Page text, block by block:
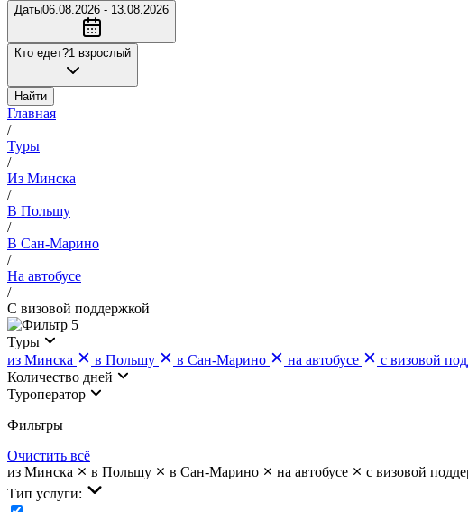
Даты06.08.2026 - 13.08.2026
Кто едет?1 взрослый
Найти
Главная
/
Туры
/
Из Минска
/
В Польшу
/
В Сан-Марино
/
На автобусе
/
С визовой поддержкой
5
Туры
из Минска
в Польшу в Сан-Марино на автобусе
с визовой
Количество дней
Туроператор
Фильтры
Очистить всё
из Минска
в Польшу в Сан-Марино на автобусе
с визовой
Тип услуги: